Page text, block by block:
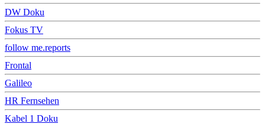
DW Doku
Fokus TV
follow me.reports
Frontal
Galileo
HR Fernsehen
Kabel 1 Doku